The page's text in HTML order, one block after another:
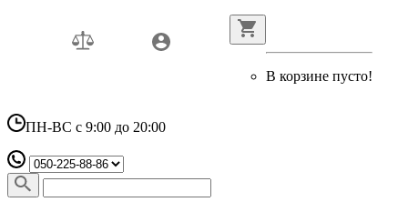
В корзине пусто!
ПН-ВС с 9:00 до 20:00